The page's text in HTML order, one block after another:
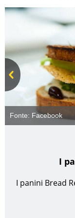
Fonte: Facebook
I
I panini Bread